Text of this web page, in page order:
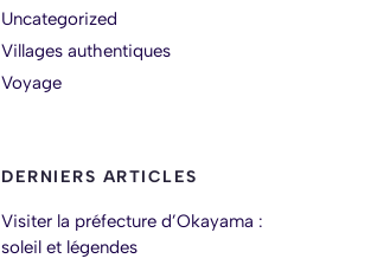
Uncategorized
Villages authentiques
Voyage
DERNIERS ARTICLES
Visiter la préfecture d’Okayama :
soleil et légendes